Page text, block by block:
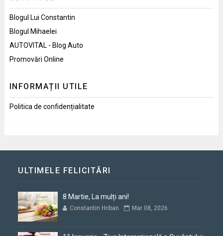
Blogul Lui Constantin
Blogul Mihaelei
AUTOVITAL - Blog Auto
Promovări Online
INFORMAȚII UTILE
Politica de confidențialitate
ULTIMELE FELICITĂRI
8 Martie, La mulți ani!
Constantin Hriban Mar 08, 2026